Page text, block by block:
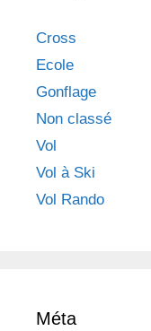
Cross
Ecole
Gonflage
Non classé
Vol
Vol à Ski
Vol Rando
Méta